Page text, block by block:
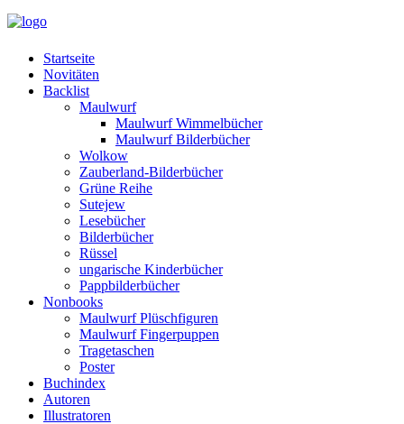
Startseite
Novitäten
Backlist
Maulwurf
Maulwurf Wimmelbücher
Maulwurf Bilderbücher
Wolkow
Zauberland-Bilderbücher
Grüne Reihe
Sutejew
Lesebücher
Bilderbücher
Rüssel
ungarische Kinderbücher
Pappbilderbücher
Nonbooks
Maulwurf Plüschfiguren
Maulwurf Fingerpuppen
Tragetaschen
Poster
Buchindex
Autoren
Illustratoren